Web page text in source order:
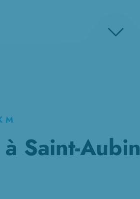
Saint-Aubin